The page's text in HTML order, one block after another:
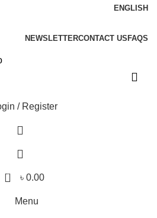
ENGLISH
NEWSLETTERCONTACT US FAQS
/ Register
0 ৳ 0.00
Menu